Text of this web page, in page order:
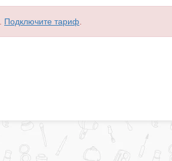
Подключите тариф